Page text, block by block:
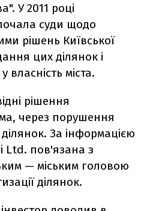
У 2011 році
суди щодо
рішень Київської
цих ділянок і
власність міста.
рішення
через порушення
За інформацією
Ltd. пов'язана з
— міським головою
ділянок.